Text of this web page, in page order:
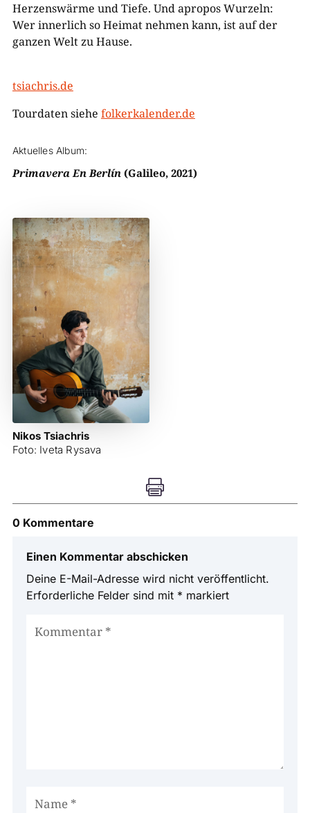
Herzenswärme und Tiefe. Und apropos Wurzeln:
Wer innerlich so Heimat nehmen kann, ist auf der
ganzen Welt zu Hause.
tsiachris.de
Tourdaten siehe folkerkalender.de
Aktuelles Album:
Primavera En Berlín (Galileo, 2021)
Nikos Tsiachris
Foto: Iveta Rysava

0 Kommentare
Einen Kommentar abschicken
Deine E-Mail-Adresse wird nicht veröffentlicht.
Erforderliche Felder sind mit * markiert